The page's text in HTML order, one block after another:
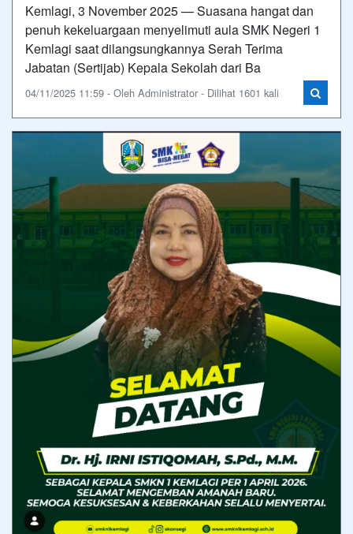
Kemlagi, 3 November 2025 — Suasana hangat dan
penuh kekeluargaan menyelimuti aula SMK Negeri 1
Kemlagi saat dilangsungkannya Serah Terima
Jabatan (Sertijab) Kepala Sekolah dari Ba
04/11/2025 11:59 - Oleh Administrator - Dilihat 1601 kali